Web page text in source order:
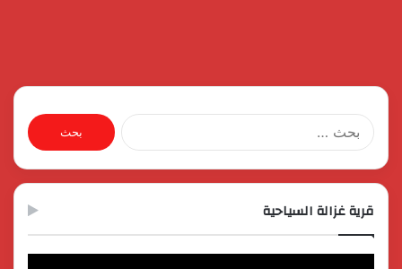
البحث
عن:
قرية غزالة السياحية